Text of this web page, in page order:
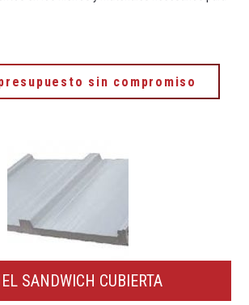
sin compromiso
SANDWICH CUBIERTA